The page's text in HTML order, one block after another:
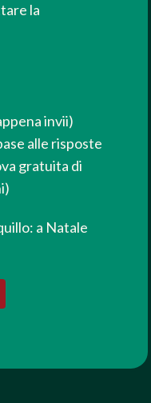
la
invii)
alle risposte
gratuita di
a Natale